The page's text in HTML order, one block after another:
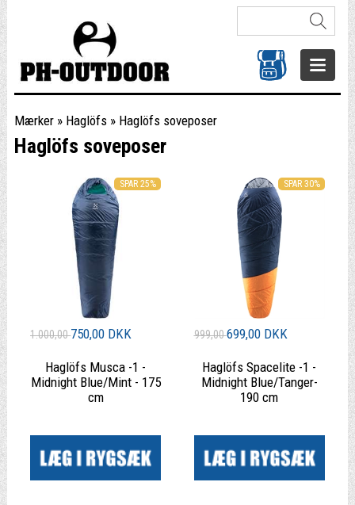
Mærker» Haglöfs» Haglöfs soveposer
Haglöfs soveposer
SPAR 25%
1.000,00750,00 DKK
Haglöfs Musca -1 -
Midnight Blue/Mint - 175
cm
SPAR 30%
999,00699,00 DKK
Haglöfs Spacelite -1 -
Midnight Blue/Tanger-
190 cm